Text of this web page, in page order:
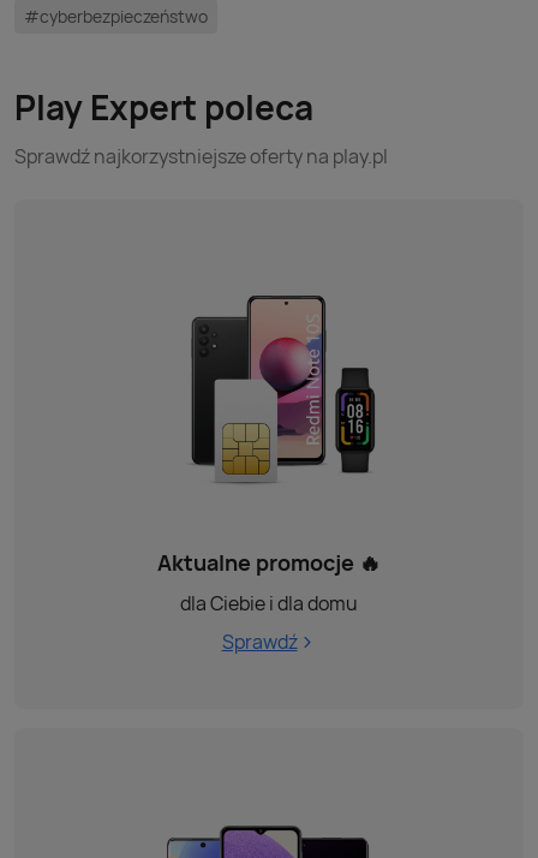
#cyberbezpieczeństwo
Play Expert poleca
Sprawdź najkorzystniejsze oferty na play.pl
Aktualne promocje 🔥
dla Ciebie i dla domu
Sprawdź